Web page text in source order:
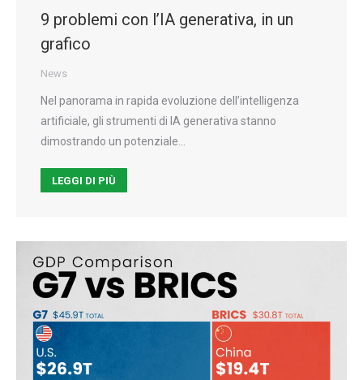
9 problemi con l’IA generativa, in un
grafico
News
Nel panorama in rapida evoluzione dell’intelligenza
artificiale, gli strumenti di IA generativa stanno
dimostrando un potenziale…
LEGGI DI PIÙ